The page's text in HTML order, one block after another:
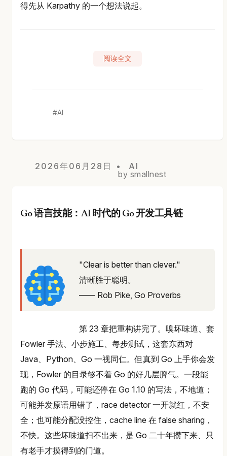
得先从 Karpathy 的一个想法说起。
阅读全文
AI
2026年06月28日
AI
by smallnest
Go 语言技能：AI 时代的 Go 开发工具链
"Clear is better than clever."
清晰胜于聪明。
—— Rob Pike, Go Proverbs
第 23 章把重构讲完了。嗅坏味道、套
Fowler 手法、小步施工、每步测试，这套东西对
Java、Python、Go 一视同仁。但真到 Go 上手你会发
现，Fowler 的目录够不着 Go 的好几层脾气。一段能
跑的 Go 代码，可能还停在 Go 1.10 的写法，不地道；
可能并发原语用错了，race detector 一开就红，不安
全；也可能分配没控住，cache line 在 false sharing，
不快。这些坏味道扫不出来，是 Go 二十年攒下来、只
有老手才摸得到的门道。